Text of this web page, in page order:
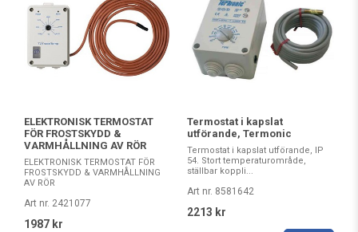
ELEKTRONISK TERMOSTAT
FÖR FROSTSKYDD &
VARMHÅLLNING AV RÖR
ELEKTRONISK TERMOSTAT FÖR
FROSTSKYDD & VARMHÅLLNING
AV RÖR
Art nr. 2421077
1987 kr
Termostat i kapslat
utförande, Termonic
Termostat i kapslat utförande, IP
54. Stort temperaturområde,
ställbar koppli...
Art nr. 8581642
2213 kr